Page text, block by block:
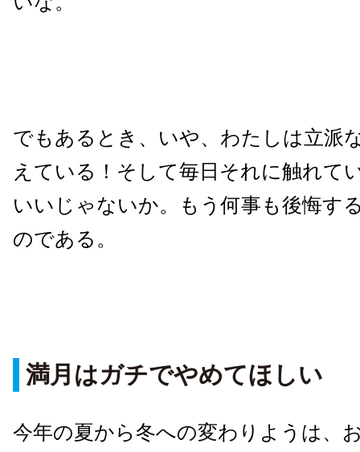
でもあるとき、いや、わたしは立派
えている！そして毎日それに触れて
いいじゃないか。もう何事も後悔す
のである。
満月はガチでやめてほしい
今年の夏から冬への変わりようは、